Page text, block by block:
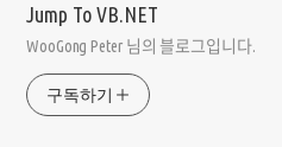
Jump To VB.NET
WooGong Peter 님의 블로그입니다.
구독하기